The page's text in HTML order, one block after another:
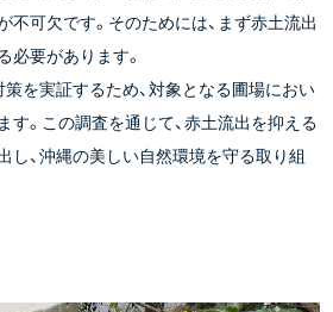
不可欠です。そのためには、まず赤土流出
必要があります。
策を実証するため、対象となる圃場におい
す。この調査を通じて、赤土流出を抑える
し、沖縄の美しい自然環境を守る取り組